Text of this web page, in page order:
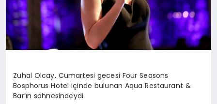
Zuhal Olcay, Cumartesi gecesi Four Seasons
Bosphorus Hotel içinde bulunan Aqua Restaurant &
Bar’ın sahnesindeydi.